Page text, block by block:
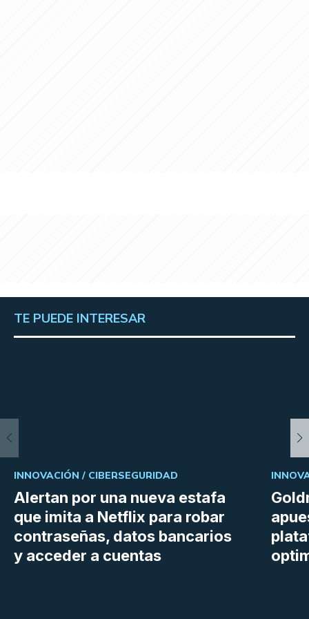
TE PUEDE INTERESAR
Alertan por una nueva estafa
que imita a Netflix para robar
contraseñas, datos bancarios
y acceder a cuentas
INNOVACIÓN / CIBERSEGURIDAD